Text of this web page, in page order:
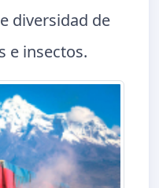
diversidad de
e insectos.